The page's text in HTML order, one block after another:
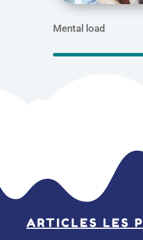
Mental load
ARTICLES LES